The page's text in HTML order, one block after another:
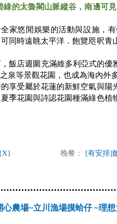
的太魯閣山脈縱谷，南邊可
全家悠閒娛樂的活動與設施，
同時遠眺太平洋．飽覽咫呎
飯店週圍充滿維多利亞式的優
泉等景觀花園，也成為海內外
享受屬於花蓮的新鮮空氣與
季花園與詩認花園種滿綠色
晚餐： [有安排]
農場~立川漁場摸蛤仔 ~理